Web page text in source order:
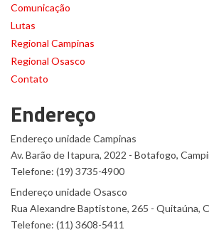
Comunicação
Lutas
Regional Campinas
Regional Osasco
Contato
Endereço
Endereço unidade Campinas
Av. Barão de Itapura, 2022 - Botafogo,
Telefone: (19) 3735-4900
Endereço unidade Osasco
Rua Alexandre Baptistone, 265 - Quitaúna,
Telefone: (11) 3608-5411